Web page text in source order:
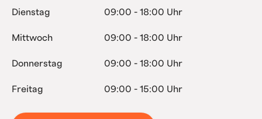
Dienstag 09:00 - 18:00 Uhr
Mittwoch 09:00 - 18:00 Uhr
Donnerstag 09:00 - 18:00 Uhr
Freitag 09:00 - 15:00 Uhr